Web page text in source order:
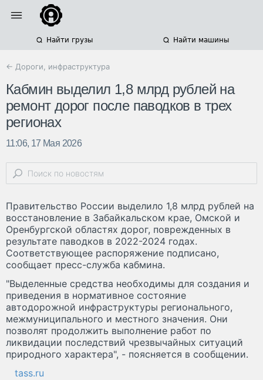
Найти грузы Найти машины
← Дороги, инфраструктура
Кабмин выделил 1,8 млрд рублей на
ремонт дорог после паводков в трех
регионах
11:06, 17 Мая 2026
Правительство России выделило 1,8 млрд рублей на
восстановление в Забайкальском крае, Омской и
Оренбургской областях дорог, поврежденных в
результате паводков в 2022-2024 годах.
Соответствующее распоряжение подписано,
сообщает пресс-служба кабмина.
"Выделенные средства необходимы для создания и
приведения в нормативное состояние
автодорожной инфраструктуры регионального,
межмуниципального и местного значения. Они
позволят продолжить выполнение работ по
ликвидации последствий чрезвычайных ситуаций
природного характера", - поясняется в сообщении.
tass.ru